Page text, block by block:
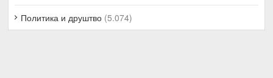
Политика и друштво (5.074)